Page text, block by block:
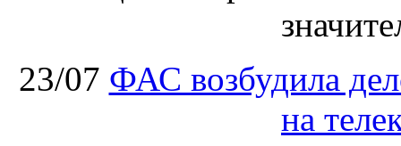
23/07 ФАС возбудила
на